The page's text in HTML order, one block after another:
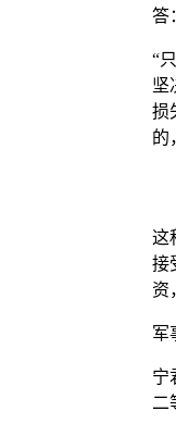
答
“
坚
损
的
这
接
资
军
宁
二